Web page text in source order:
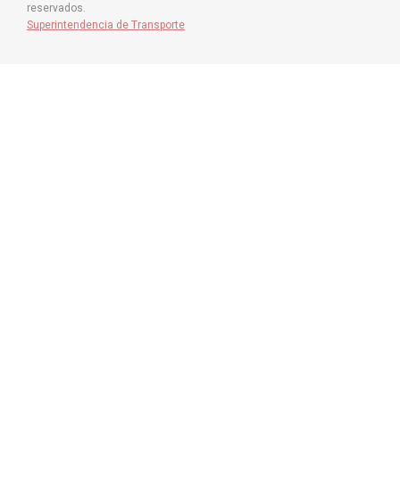
reservados.
Superintendencia de Transporte